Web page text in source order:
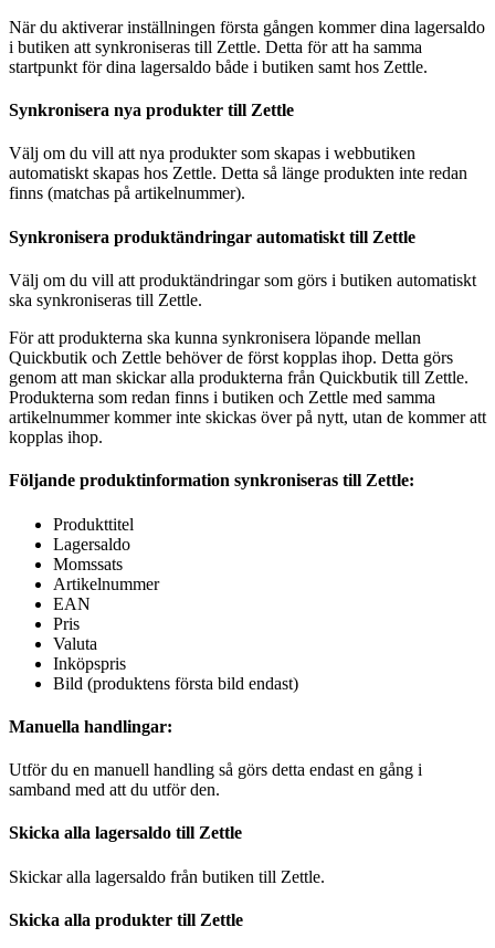
När du aktiverar inställningen första gången kommer dina lagersaldo
i butiken att synkroniseras till Zettle. Detta för att ha samma
startpunkt för dina lagersaldo både i butiken samt hos Zettle.
Synkronisera nya produkter till Zettle
Välj om du vill att nya produkter som skapas i webbutiken
automatiskt skapas hos Zettle. Detta så länge produkten inte redan
finns (matchas på artikelnummer).
Synkronisera produktändringar automatiskt till Zettle
Välj om du vill att produktändringar som görs i butiken automatiskt
ska synkroniseras till Zettle.
För att produkterna ska kunna synkronisera löpande mellan
Quickbutik och Zettle behöver de först kopplas ihop. Detta görs
genom att man skickar alla produkterna från Quickbutik till Zettle.
Produkterna som redan finns i butiken och Zettle med samma
artikelnummer kommer inte skickas över på nytt, utan de kommer att
kopplas ihop.
Följande produktinformation synkroniseras till Zettle:
Produkttitel
Lagersaldo
Momssats
Artikelnummer
EAN
Pris
Valuta
Inköpspris
Bild (produktens första bild endast)
Manuella handlingar:
Utför du en manuell handling så görs detta endast en gång i
samband med att du utför den.
Skicka alla lagersaldo till Zettle
Skickar alla lagersaldo från butiken till Zettle.
Skicka alla produkter till Zettle